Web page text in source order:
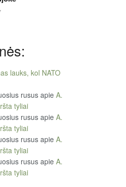
lauks, kol NATO
rususapie A.
tyliai
rususapie A.
tyliai
rususapie A.
tyliai
rususapie A.
tyliai